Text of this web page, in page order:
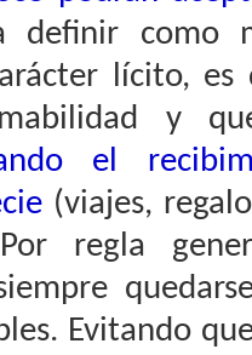
definir como
lícito, es
y
el
(viajes,
regla
Evitando